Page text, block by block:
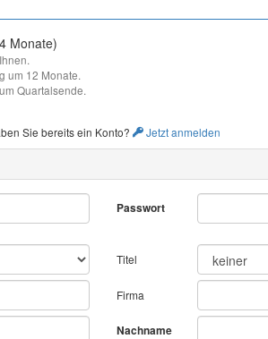
Monate)
um 12 Monate.
Quartalsende.
Sie bereits ein Konto? Jetzt anmelden
Passwort
Titel
Firma
Nachname